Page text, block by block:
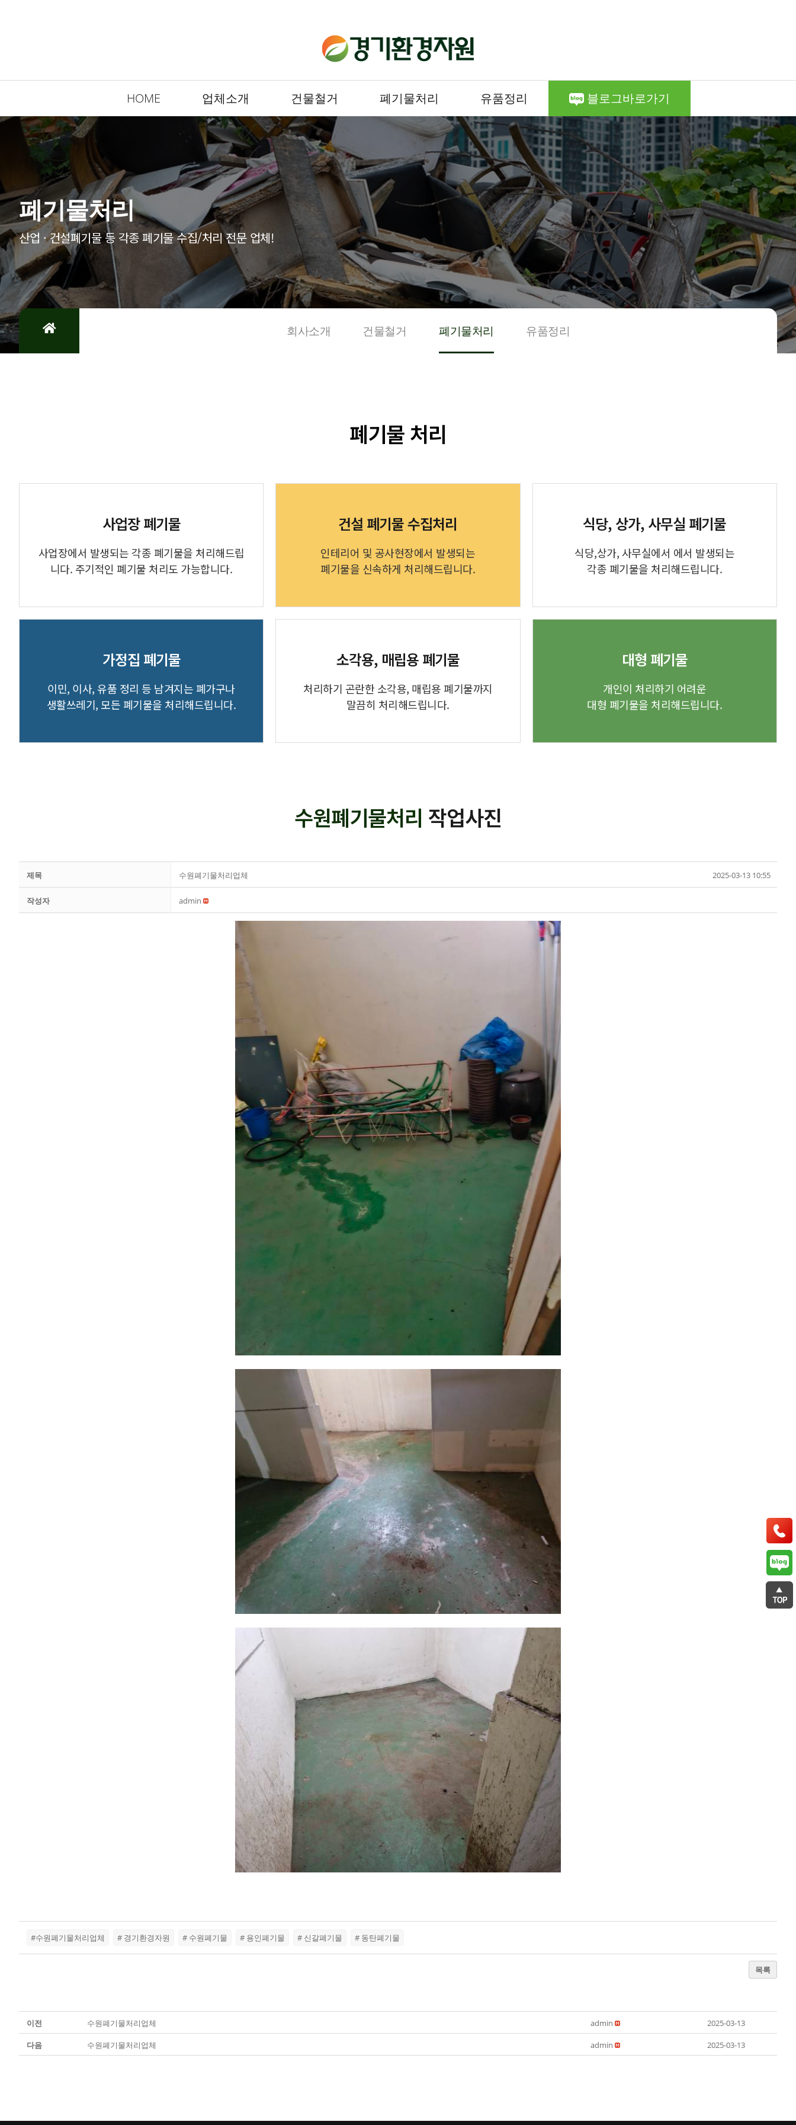
HOME 업체소개 건물철거 폐기물처리 유품정리 블로그바로가기
폐기물처리
산업 · 건설폐기물 등 각종 폐기물 수집/처리 전문 업체!
회사소개 건물철거 폐기물처리 유품정리
폐기물 처리
사업장 폐기물
사업장에서 발생되는 각종 폐기물을 처리해드립
니다. 주기적인 폐기물 처리도 가능합니다.
건설 폐기물 수집처리
인테리어 및 공사현장에서 발생되는
폐기물을 신속하게 처리해드립니다.
식당, 상가, 사무실 폐기물
식당,상가, 사무실에서 에서 발생되는
각종 폐기물을 처리해드립니다.
가정집 폐기물
이민, 이사, 유품 정리 등 남겨지는 폐가구나
생활쓰레기, 모든 폐기물을 처리해드립니다.
소각용, 매립용 폐기물
처리하기 곤란한 소각용, 매립용 폐기물까지
말끔히 처리해드립니다.
대형 폐기물
개인이 처리하기 어려운
대형 폐기물을 처리해드립니다.
수원폐기물처리 작업사진
제목 수원폐기물처리업체 2025-03-13 10:55
작성자 admin
#수원폐기물처리업체 # 경기환경자원 # 수원폐기물 # 용인폐기물 # 신갈폐기물 # 동탄폐기물
목록
이전 수원폐기물처리업체 admin 2025-03-13
다음 수원폐기물처리업체 admin 2025-03-13